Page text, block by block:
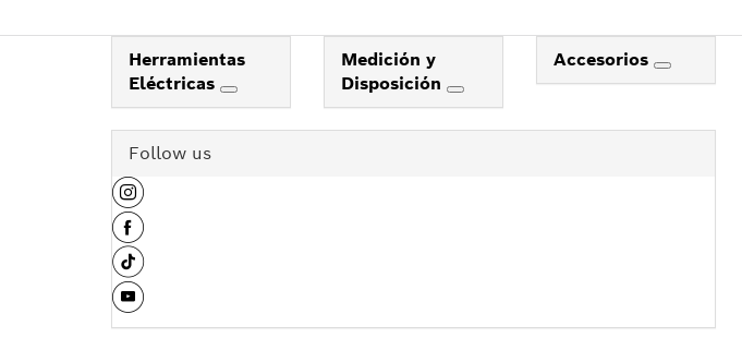
Herramientas
Eléctricas
Medición y
Disposición
Accesorios
Follow us